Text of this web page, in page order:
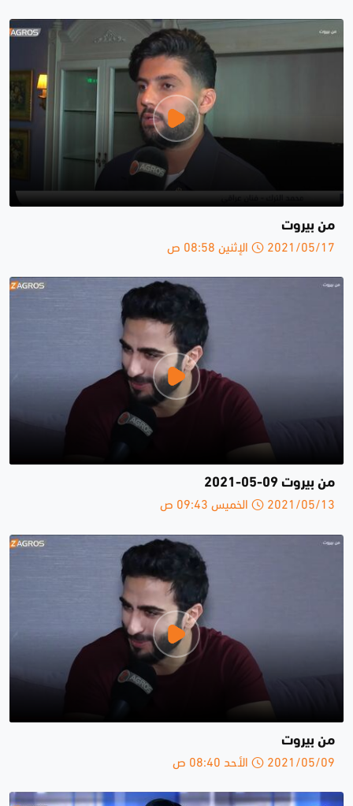
من بيروت
2021/05/17 الإثنين 08:58 ص
من بيروت 09-05-2021
2021/05/13 الخميس 09:43 ص
من بيروت
2021/05/09 الأحد 08:40 ص